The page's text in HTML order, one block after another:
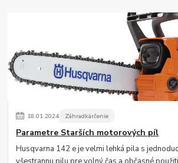
18.01.2024 Záhradkárčenie
Parametre Starších motorových píl
Husqvarna 142 e je velmi lehká pila s